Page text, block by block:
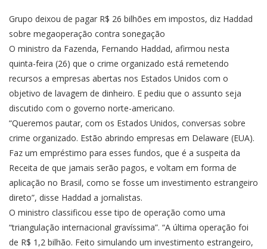
Grupo deixou de pagar R$ 26 bilhões em impostos, diz Haddad
sobre megaoperação contra sonegação
O ministro da Fazenda, Fernando Haddad, afirmou nesta
quinta-feira (26) que o crime organizado está remetendo
recursos a empresas abertas nos Estados Unidos com o
objetivo de lavagem de dinheiro. E pediu que o assunto seja
discutido com o governo norte-americano.
“Queremos pautar, com os Estados Unidos, conversas sobre
crime organizado. Estão abrindo empresas em Delaware (EUA).
Faz um empréstimo para esses fundos, que é a suspeita da
Receita de que jamais serão pagos, e voltam em forma de
aplicação no Brasil, como se fosse um investimento estrangeiro
direto”, disse Haddad a jornalistas.
O ministro classificou esse tipo de operação como uma
“triangulação internacional gravíssima”. “A última operação foi
de R$ 1,2 bilhão. Feito simulando um investimento estrangeiro,